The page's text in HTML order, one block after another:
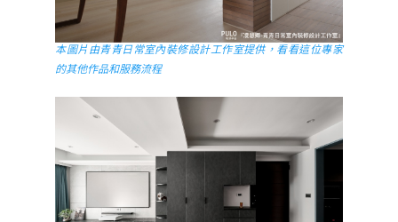
本圖片由青青日常室內裝修設計工作室提供，看看這位專家
的其他作品和服務流程